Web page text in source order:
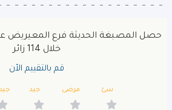
حصل المصبغة الحديثة فرع المعيريض
خلال 114 زائر
قم بالتقييم الأن
سئ مرضى جيد